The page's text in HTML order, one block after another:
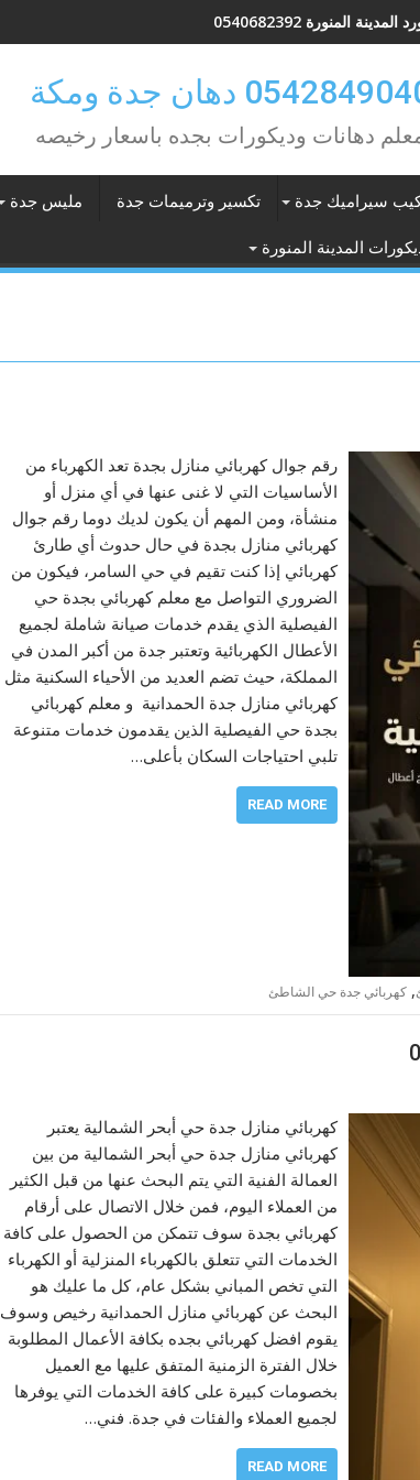
المنورة 0540682392
دهان جدة ومكة
دهانات وديكورات بجده باسعار رخيصه
سيراميك جدة تكسير وترميمات جدة مليس جدة
المدينة المنورة
رقم جوال كهربائي منازل بجدة تعد الكهرباء من
الأساسيات التي لا غنى عنها في أي منزل أو
منشأة، ومن المهم أن يكون لديك دوما رقم جوال
كهربائي منازل بجدة في حال حدوث أي طارئ
كهربائي إذا كنت تقيم في حي السامر، فيكون من
الضروري التواصل مع معلم كهربائي بجدة حي
الفيصلية الذي يقدم خدمات صيانة شاملة لجميع
الأعطال الكهربائية وتعتبر جدة من أكبر المدن في
المملكة، حيث تضم العديد من الأحياء السكنية مثل
كهربائي منازل جدة الحمدانية و معلم كهربائي
بجدة حي الفيصلية الذين يقدمون خدمات متنوعة
تلبي احتياجات السكان بأعلى…
READ MORE
, كهربائي جدة حي الشاطئ
كهربائي منازل جدة حي أبحر الشمالية يعتبر
كهربائي منازل جدة حي أبحر الشمالية من بين
العمالة الفنية التي يتم البحث عنها من قبل الكثير
من العملاء اليوم، فمن خلال الاتصال على أرقام
كهربائي بجدة سوف تتمكن من الحصول على كافة
الخدمات التي تتعلق بالكهرباء المنزلية أو الكهرباء
التي تخص المباني بشكل عام، كل ما عليك هو
البحث عن كهربائي منازل الحمدانية رخيص وسوف
يقوم افضل كهربائي بجده بكافة الأعمال المطلوبة
خلال الفترة الزمنية المتفق عليها مع العميل
بخصومات كبيرة على كافة الخدمات التي يوفرها
لجميع العملاء والفئات في جدة. فني…
READ MORE